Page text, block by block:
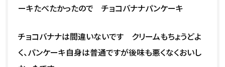
ーキたべたかったので チョコバナナパンケーキ
チョコバナナは間違いないです クリームもちょうどよ
く、パンケーキ自身は普通ですが後味も悪くなくおいし